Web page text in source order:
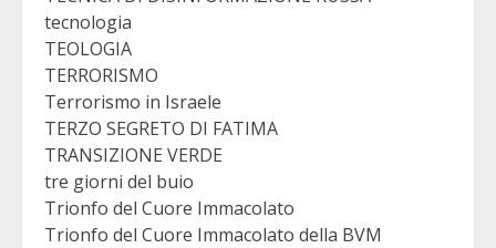
tecnologia
TEOLOGIA
TERRORISMO
Terrorismo in Israele
TERZO SEGRETO DI FATIMA
TRANSIZIONE VERDE
tre giorni del buio
Trionfo del Cuore Immacolato
Trionfo del Cuore Immacolato della BVM